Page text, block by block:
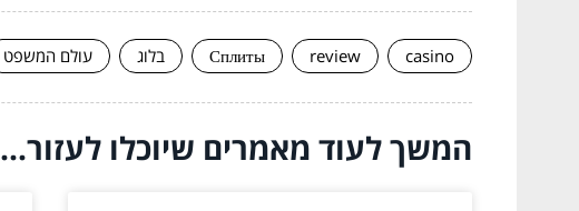
casino
review
Сплиты בלוג עולם המשפט
המשך לעוד מאמרים שיוכלו לעזור...